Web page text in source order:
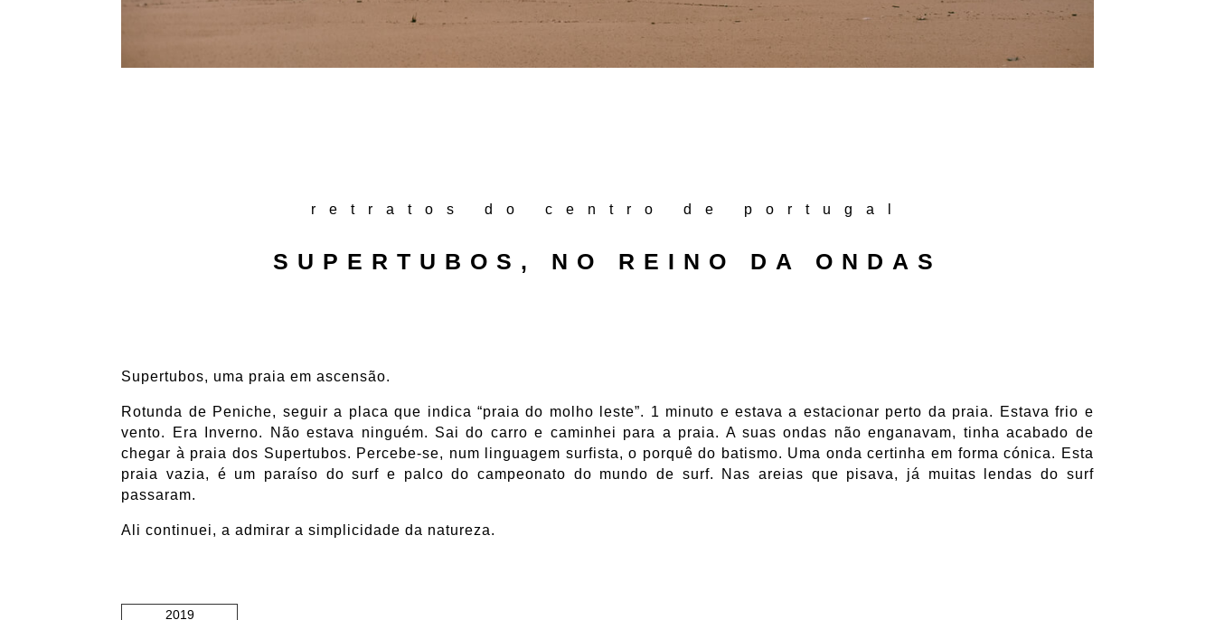
retratos do centro de portugal
SUPERTUBOS, NO REINO DA ONDAS
Supertubos, uma praia em ascensão.
Rotunda de Peniche, seguir a placa que indica “praia do molho leste”. 1 minuto e estava a estacionar perto da praia. Estava frio e
vento. Era Inverno. Não estava ninguém. Sai do carro e caminhei para a praia. A suas ondas não enganavam, tinha acabado de
chegar à praia dos Supertubos. Percebe-se, num linguagem surfista, o porquê do batismo. Uma onda certinha em forma cónica. Esta
praia vazia, é um paraíso do surf e palco do campeonato do mundo de surf. Nas areias que pisava, já muitas lendas do surf
passaram.
Ali continuei, a admirar a simplicidade da natureza.
2019